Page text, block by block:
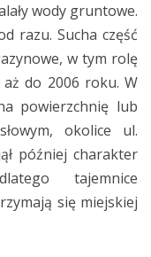
wody gruntowe.
razu. Sucha część
w tym rolę
do 2006 roku. W
powierzchnię lub
okolice ul.
później charakter
tajemnice
się miejskiej